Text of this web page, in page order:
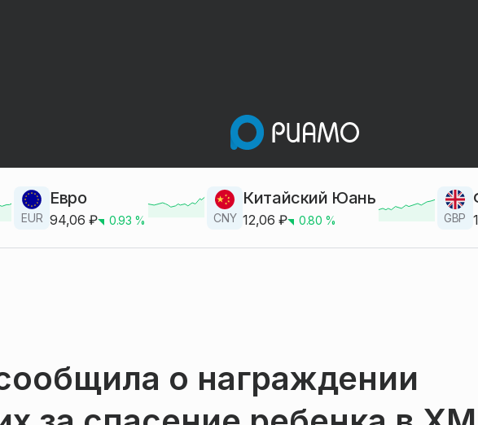
EUR
Евро
94,06 ₽ 0.93 % CNY
Китайский Юань
12,06 ₽ 0.80 % GBP
о награждении